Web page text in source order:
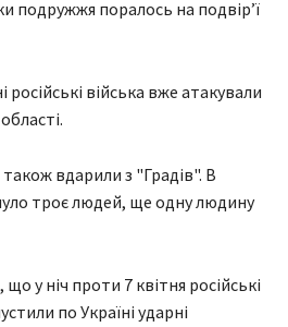
подружжя поралось на подвірʼї
війська вже атакували
вдарили з "Градів". В
троє людей, ще одну людину
у ніч проти 7 квітня російські
по Україні ударні